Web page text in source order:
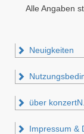
Alle Angaben
Neuigkeiten
über
Impressum &